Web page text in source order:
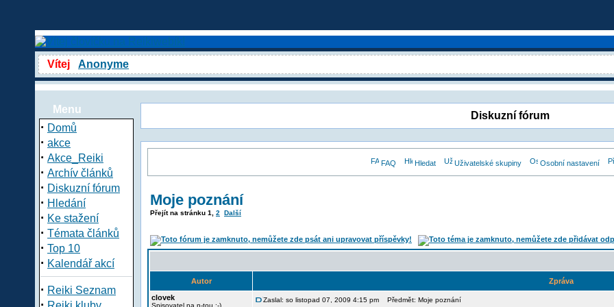
Vítej Anonyme
Menu
· Domů
· akce
· Akce_Reiki
· Archív článků
· Diskuzní fórum
· Hledání
· Ke stažení
· Témata článků
· Top 10
· Kalendář akcí
· Reiki Seznam
Diskuzní fórum
FAQ Hledat Uživatelské skupiny Osobní nastavení
Moje poznání
Přejít na stránku 1 2 Další
Autor
Zpráva
clovek
Spisovatel na n-tou :-)
Zaslal: so listopad 07, 2009 4:15 pm Předmět: Moje poznání